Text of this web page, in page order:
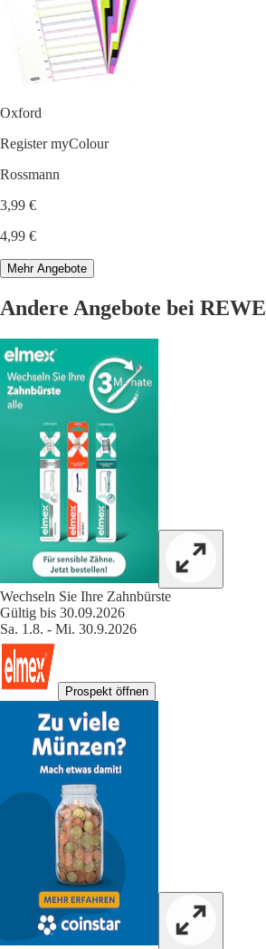
Oxford
Register myColour
Rossmann
3,99 €
4,99 €
Mehr Angebote
Andere Angebote bei REWE
Wechseln Sie Ihre Zahnbürste
Gültig bis 30.09.2026
Sa. 1.8. - Mi. 30.9.2026
Prospekt öffnen